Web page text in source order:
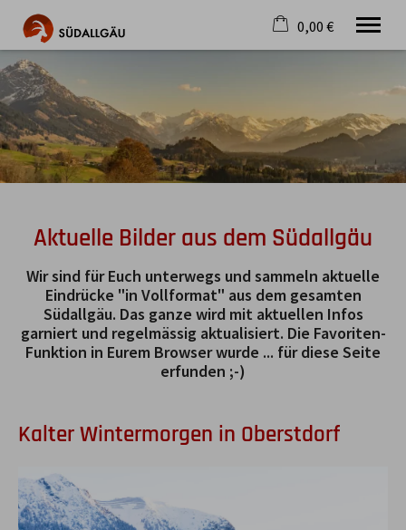
Die schönste Seite im Allgäu
Aktuell
Destination
Gastgeber
Gastronomie
Mountainbike
Tipps
Jobs
0,00 €
Warenkorb ist leer
Aktuelle Bilder aus dem Südallgäu
Wir sind für Euch unterwegs und sammeln aktuelle
Eindrücke "in Vollformat" aus dem gesamten
Südallgäu. Das ganze wird mit aktuellen Infos
garniert und regelmässig aktualisiert. Die Favoriten-
Funktion in Eurem Browser wurde ... für diese Seite
erfunden ;-)
Kalter Wintermorgen in Oberstdorf